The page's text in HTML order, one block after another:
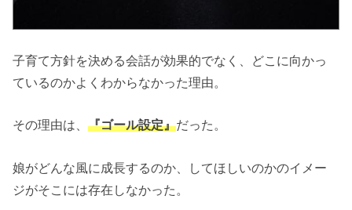
子育て方針を決める会話が効果的でなく、どこに向かっ
ているのかよくわからなかった理由。
その理由は、『ゴール設定』だった。
娘がどんな風に成長するのか、してほしいのかのイメー
ジがそこには存在しなかった。